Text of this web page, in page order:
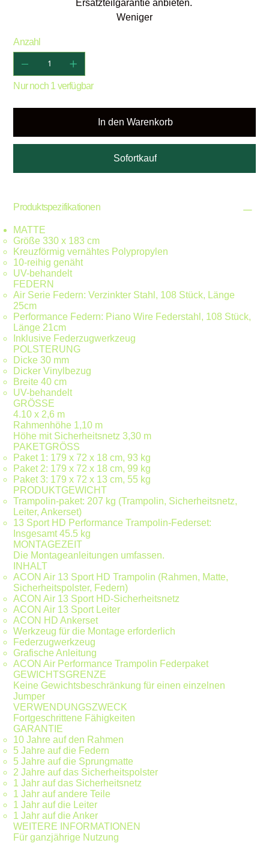
Ersatzteilgarantie anbieten.
Weniger
Anzahl
Nur noch 1 verfügbar
In den Warenkorb
Sofortkauf
Produktspezifikationen
MATTE
Größe 330 x 183 cm
Kreuzförmig vernähtes Polypropylen
10-reihig genäht
UV-behandelt
FEDERN
Air Serie Federn: Verzinkter Stahl, 108 Stück, Länge
25cm
Performance Federn: Piano Wire Federstahl, 108 Stück,
Länge 21cm
Inklusive Federzugwerkzeug
POLSTERUNG
Dicke 30 mm
Dicker Vinylbezug
Breite 40 cm
UV-behandelt
GRÖSSE
4.10 x 2,6 m
Rahmenhöhe 1,10 m
Höhe mit Sicherheitsnetz 3,30 m
PAKETGRÖSS
Paket 1: 179 x 72 x 18 cm, 93 kg
Paket 2: 179 x 72 x 18 cm, 99 kg
Paket 3: 179 x 72 x 13 cm, 55 kg
PRODUKTGEWICHT
Trampolin-paket: 207 kg (Trampolin, Sicherheitsnetz,
Leiter, Ankerset)
13 Sport HD Performance Trampolin-Federset:
Insgesamt 45.5 kg
MONTAGEZEIT
Die Montageanleitungen umfassen.
INHALT
ACON Air 13 Sport HD Trampolin (Rahmen, Matte,
Sicherheitspolster, Federn)
ACON Air 13 Sport HD-Sicherheitsnetz
ACON Air 13 Sport Leiter
ACON HD Ankerset
Werkzeug für die Montage erforderlich
Federzugwerkzeug
Grafische Anleitung
ACON Air Performance Trampolin Federpaket
GEWICHTSGRENZE
Keine Gewichtsbeschränkung für einen einzelnen
Jumper
VERWENDUNGSZWECK
Fortgeschrittene Fähigkeiten
GARANTIE
10 Jahre auf den Rahmen
5 Jahre auf die Federn
5 Jahre auf die Sprungmatte
2 Jahre auf das Sicherheitspolster
1 Jahr auf das Sicherheitsnetz
1 Jahr auf andere Teile
1 Jahr auf die Leiter
1 Jahr auf die Anker
WEITERE INFORMATIONEN
Für ganzjährige Nutzung